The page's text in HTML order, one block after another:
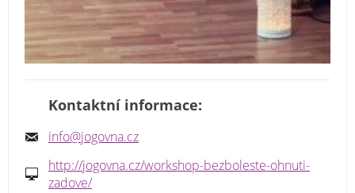
Kontaktní informace:
info@jogovna.cz
http://jogovna.cz/workshop-bezboleste-ohnuti-
zadove/